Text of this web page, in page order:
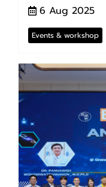
6 Aug 2025
Events & workshop